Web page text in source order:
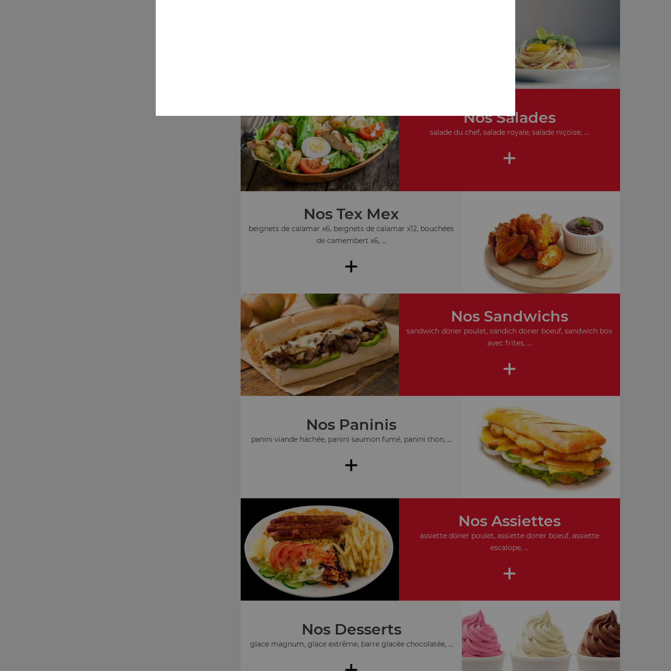
Nos Salades
salade du chef, salade royale, salade niçoise, ...
+
Nos Tex Mex
beignets de calamar x6, beignets de calamar x12, bouchées
de camembert x6, ...
+
Nos Sandwichs
sandwich döner poulet, sandich doner boeuf, sandwich box
avec frites, ...
+
Nos Paninis
panini viande hachée, panini saumon fumé, panini thon, ...
+
Nos Assiettes
assiette döner poulet, assiette doner boeuf, assiette
escalope, ...
+
Nos Desserts
glace magnum, glace extrême, barre glacée chocolatée, ...